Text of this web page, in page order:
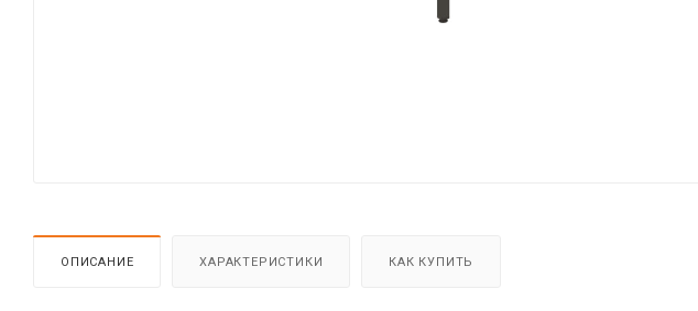
ОПИСАНИЕ ХАРАКТЕРИСТИКИ КАК КУПИТЬ